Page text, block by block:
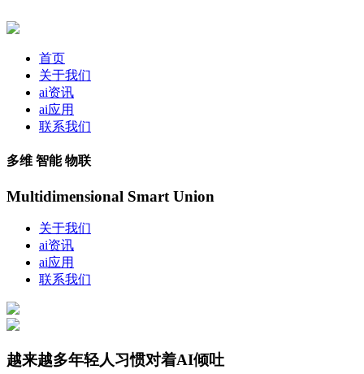
首页
关于我们
ai资讯
ai应用
联系我们
多维 智能 物联
Multidimensional Smart Union
关于我们
ai资讯
ai应用
联系我们
越来越多年轻人习惯对着AI倾吐